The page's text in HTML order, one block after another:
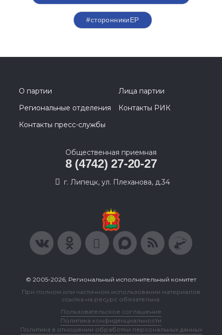
#сторонникиЕР
О партии
Лица партии
Региональные отделения
Контакты РИК
Контакты пресс-службы
Общественная приемная
8 (4742) 27-20-27
г. Липецк, ул. Плеханова, д.34
© 2005-2026, Региональный исполнительный комитет
При полном или частичном использовании материалов
ссылка на ресурс обязательна.
Пользовательское соглашение
Политика конфиденциальности
Политика в отношении обработки персональных данных